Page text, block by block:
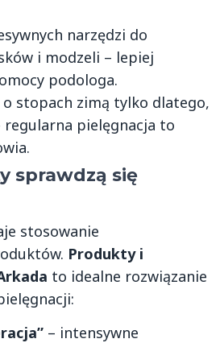
narzędzi do
i modzeli – lepiej
podologa.
stopach zimą tylko dlatego,
regularna pielęgnacja to
sprawdzą się
stosowanie
Produkty i
to idealne rozwiązanie
– intensywne